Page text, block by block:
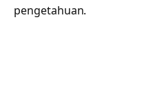
pengetahuan.